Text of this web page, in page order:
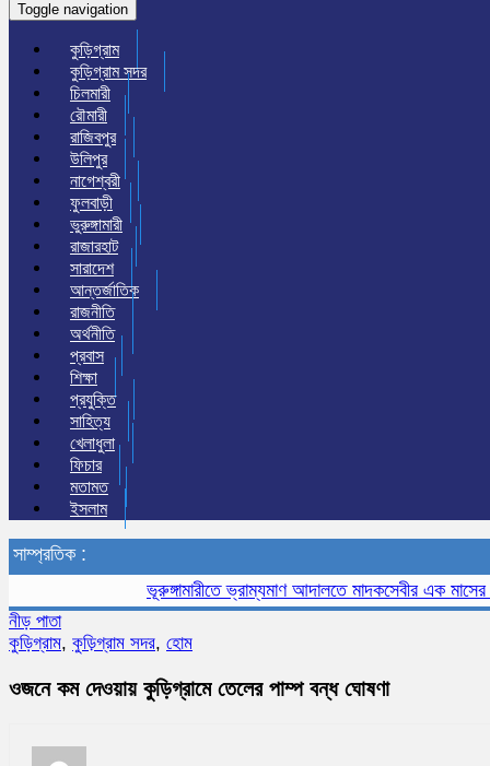
Toggle navigation
কুড়িগ্রাম
কুড়িগ্রাম সদর
চিলমারী
রৌমারী
রাজিবপুর
উলিপুর
নাগেশ্বরী
ফুলবাড়ী
ভুরুঙ্গামারী
রাজারহাট
সারাদেশ
আন্তর্জাতিক
রাজনীতি
অর্থনীতি
প্রবাস
শিক্ষা
প্রযুক্তি
সাহিত্য
খেলাধুলা
ফিচার
মতামত
ইসলাম
সাম্প্রতিক :
ভূরুঙ্গামারীতে ভ্রাম্যমাণ আদালতে মাদকসেবীর এক মাসের
নীড় পাতা
কুড়িগ্রাম, কুড়িগ্রাম সদর, হোম
ওজনে কম দেওয়ায় কুড়িগ্রামে তেলের পাম্প বন্ধ ঘোষণা